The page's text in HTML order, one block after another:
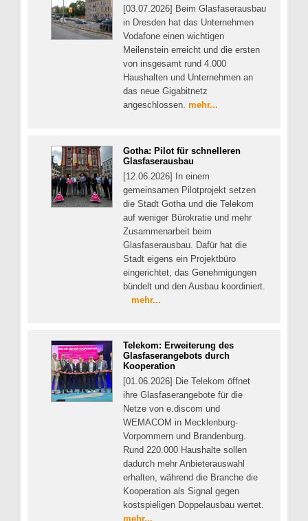
[03.07.2026] Beim Glasfaserausbau
in Dresden hat das Unternehmen
Vodafone einen wichtigen
Meilenstein erreicht und die ersten
von insgesamt rund 4.000
Haushalten und Unternehmen an
das neue Gigabitnetz
angeschlossen. mehr...
Gotha: Pilot für schnelleren
Glasfaserausbau
[12.06.2026] In einem
gemeinsamen Pilotprojekt setzen
die Stadt Gotha und die Telekom
auf weniger Bürokratie und mehr
Zusammenarbeit beim
Glasfaserausbau. Dafür hat die
Stadt eigens ein Projektbüro
eingerichtet, das Genehmigungen
bündelt und den Ausbau koordiniert.
mehr...
Telekom: Erweiterung des
Glasfaserangebots durch
Kooperation
[01.06.2026] Die Telekom öffnet
ihre Glasfaserangebote für die
Netze von e.discom und
WEMACOM in Mecklenburg-
Vorpommern und Brandenburg.
Rund 220.000 Haushalte sollen
dadurch mehr Anbieterauswahl
erhalten, während die Branche die
Kooperation als Signal gegen
kostspieligen Doppelausbau wertet.
mehr...